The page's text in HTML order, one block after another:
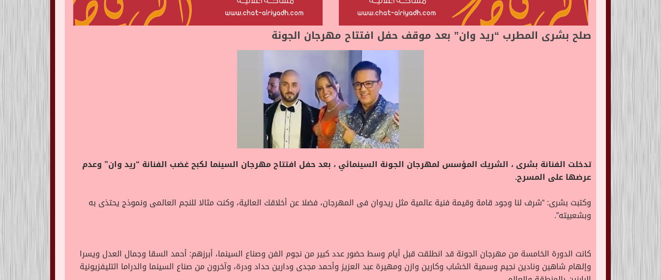
صلح بشرى المطرب “ريد وان” بعد موقف حفل افتتاح مهرجان الجونة
تدخلت الفنانة بشرى ، الشريك المؤسس لمهرجان الجونة السينمائي ، بعد حفل افتتاح مهرجان السينما لكبح غضب الفنانة “ريد وان” وعدم
عرضها على المسرح.
وكتبت بشرى: “شرف لنا وجود قامة وقيمة فنية عالمية مثل ريدوان فى المهرجان، فضلا عن أخلاقك العالية، وكنت مثالا للنجم العالمى ونموذج يحتذى به
وبشعبيته”.
كانت الدورة الخامسة من مهرجان الجونة قد انطلقت قبل أيام وسط حضور عدد كبير من نجوم الفن وصناع السينما، أبرزهم: أحمد السقا وجمال العدل ويسرا
وإلهام شاهين ونادين نجيم وسمية الخشاب وكارين وازن ومهيرة عبد العزيز وأحمد مجدى ودارين حداد ودرة، وآخرون من صناع السينما والدراما التليفزيونية